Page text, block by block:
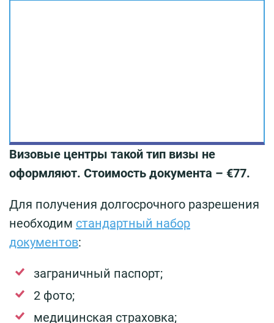
Визовые центры такой тип визы не
оформляют. Стоимость документа – €77.
Для получения долгосрочного разрешения
необходим стандартный набор
документов:
заграничный паспорт;
2 фото;
медицинская страховка;